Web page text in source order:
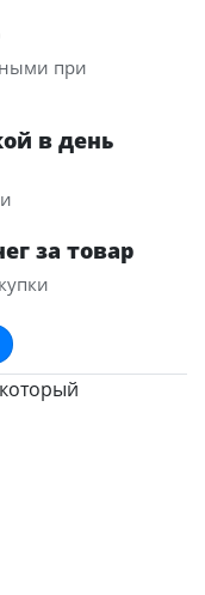
при
в день
за товар